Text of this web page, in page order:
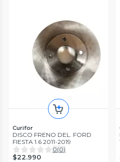
Curifor
DISCO FRENO DEL. FORD
FIESTA 1.6 2011-2019
0(0)
$22.990